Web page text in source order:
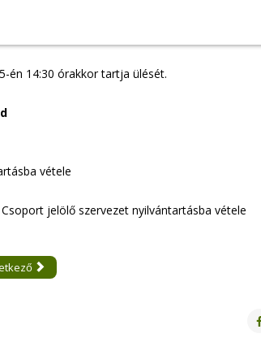
én 14:30 órakkor tartja ülését.
vétele
jelölő szervezet nyilvántartásba vétele
D-STIR Interreg Europe